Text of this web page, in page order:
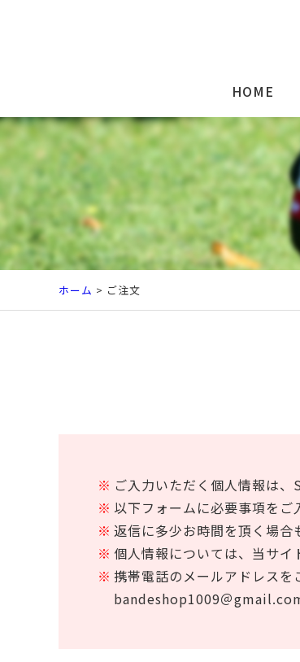
HOME
ホーム > ご注文
ご入力いただく個人情報は、
以下フォームに必要事項をご
返信に多少お時間を頂く場合
個人情報については、当サイ
携帯電話のメールアドレスを
bandeshop1009＠